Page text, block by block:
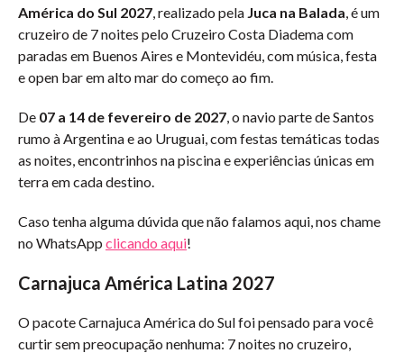
América do Sul 2027, realizado pela Juca na Balada, é um
cruzeiro de 7 noites pelo Cruzeiro Costa Diadema com
paradas em Buenos Aires e Montevidéu, com música, festa
e open bar em alto mar do começo ao fim.
De 07 a 14 de fevereiro de 2027, o navio parte de Santos
rumo à Argentina e ao Uruguai, com festas temáticas todas
as noites, encontrinhos na piscina e experiências únicas em
terra em cada destino.
Caso tenha alguma dúvida que não falamos aqui, nos chame
no WhatsApp clicando aqui!
Carnajuca América Latina 2027
O pacote Carnajuca América do Sul foi pensado para você
curtir sem preocupação nenhuma: 7 noites no cruzeiro,